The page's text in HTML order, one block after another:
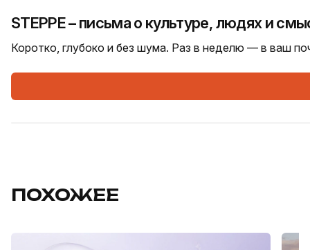
STEPPE – письма о культуре, людях и
Коротко, глубоко и без шума. Раз в неделю — в ваш
ПОХОЖЕЕ